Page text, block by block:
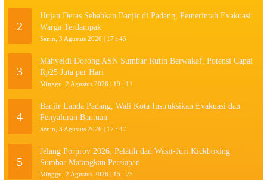
2
Hujan Deras Sebabkan Banjir di Padang, Pemerintah Evakuasi
Warga Terdampak
Senin, 3 Agustus 2026 | 17 : 43
3
Mahyeldi Dorong ASN Sumbar Rutin Berwakaf, Potensi Capai
Rp25 Juta per Hari
Minggu, 2 Agustus 2026 | 19 : 11
4
Banjir Landa Padang, Wali Kota Instruksikan Evakuasi dan
Penyaluran Bantuan
Senin, 3 Agustus 2026 | 17 : 47
5
Jelang Porprov 2026, Pelatih dan Wasit-Juri Kickboxing
Sumbar Matangkan Persiapan
Minggu, 2 Agustus 2026 | 15 : 25